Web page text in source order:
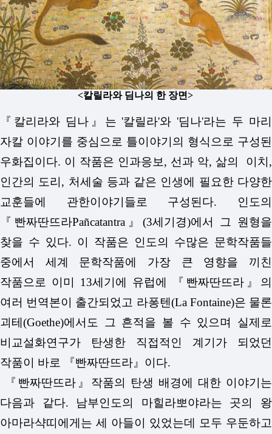
<칼릴라와 딤나의 한 장면>
『칼리라와 딤나』는 '칼릴라'와 '딤나'라는 두 마리
자칼 이야기를 중심으로 틀이야기의 형식으로 구성된
우화집이다. 이 작품은 인과응보, 선과 악, 삶의 이치,
인간의 도리, 처세술 등과 같은 인생에 필요한 다양한
교훈들에 관한이야기들로 구성된다. 인도의
『빤짜딴뜨라Pañcatantra』(3세기경)에서 그 원형을
찾을 수 있다. 이 작품은 인도의 수많은 문학작품들
중에서 세계 문학작품에 가장 큰 영향을 끼친
작품으로 이미 13세기에 유럽에 『빤짜딴뜨라』의
여러 번역본이 출간되었고 라퐁텐(La Fontaine)은 물론
괴테(Goethe)에서도 그 흔적을 볼 수 있으며 실제로
비교설화연구가 탄생한 직접적인 계기가 되었던
작품이 바로 『빤짜딴뜨라』이다.
『빤짜딴뜨라』작품의 탄생 배경에 대한 이야기는
다음과 같다. 남부인도의 마힐라뽀야라는 곳의 왕
아마라샥띠에게는 세 아들이 있었는데 모두 우둔하고